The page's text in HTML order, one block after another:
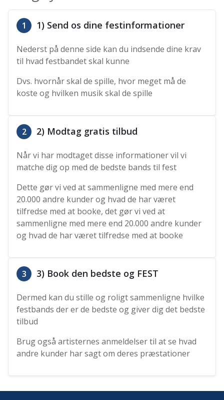
1 1) Send os dine festinformationer
Nederst på denne side kan du indsende dine krav
til hvad festbandet skal kunne
Dvs. hvornår skal de spille, hvor meget må de
koste og hvilken musik skal de spille
2 2) Modtag gratis tilbud
Når vi har modtaget disse informationer vil vi
matche dig op med de bedste bands til fest
Dette gør vi ved at sammenligne med mere end
20.000 andre kunder og hvad de har været
tilfredse med at booke, det gør vi ved at
sammenligne med mere end 20.000 andre kunder
og hvad de har været tilfredse med at booke
3 3) Book den bedste og FEST
Dermed kan du stille og roligt sammenligne hvilke
festbands der er de bedste og giver dig det bedste
tilbud
Brug også artisternes anmeldelser til at se hvad
andre kunder har sagt om deres præstationer